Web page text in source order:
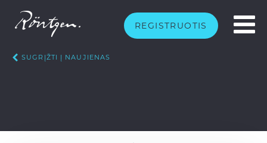
REGISTRUOTIS
SUGRĮŽTI Į NAUJIENAS